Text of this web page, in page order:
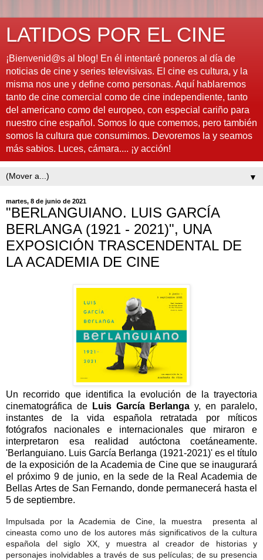
LATIDOS POR EL CINE
¡Bienvenid@s al blog! En él intentaré poneros al día de
noticias de cine y series televisivas. El cine es cultura, y la
misma nos une y define como personas. Aquí hablaremos
tanto de cine comercial como de cine independiente, tanto
del americano como del europeo, con especial cariño para
nuestro cine español. Somos lo que comemos, pero también
somos la cultura que consumimos. Devoremos la y seamos
más sabios. Luces, cámara.... ¡y acción!
▼
martes, 8 de junio de 2021
"BERLANGUIANO. LUIS GARCÍA
BERLANGA (1921 - 2021)", UNA
EXPOSICIÓN TRASCENDENTAL DE
LA ACADEMIA DE CINE
Un recorrido que identifica la evolución de la trayectoria
cinematográfica de
Luis García Berlanga y, en paralelo,
instantes de la vida española retratada por míticos
fotógrafos nacionales e internacionales que miraron e
interpretaron esa realidad autóctona coetáneamente.
'Berlanguiano. Luis García Berlanga (1921-2021)' es el título
de la exposición de la Academia de Cine que se inaugurará
el próximo 9 de junio, en la sede de la Real Academia de
Bellas Artes de San Fernando, donde permanecerá hasta el
5 de septiembre.
Impulsada por la Academia de Cine, la muestra presenta al
cineasta como uno de los autores más significativos de la cultura
española del siglo XX, y muestra al creador de historias y
personajes inolvidables a través de sus películas; de su presencia